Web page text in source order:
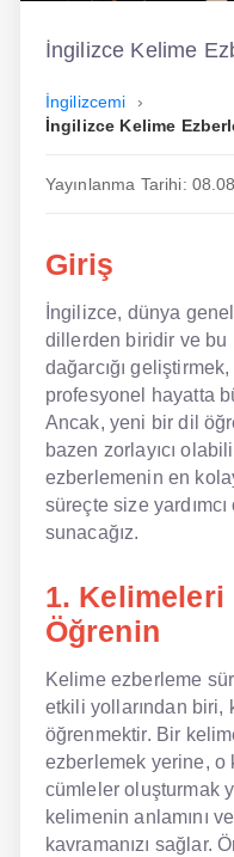
Dil Eğitimi
En Kolay İngilizce
Hipnozla İngilizce
Hızlı İngilizce
İngilizce Kursu
NLP İngilizce
Offline İngilizce
Online İngilizce
Sözlük
Tavsiyeler
Gizlilik Politikası
Bize Ulaşın
İngilizce Kelime
İngilizcemi
İngilizce Kelime
Yayınlanma Tarihi:
Giriş
İngilizce, dünya
dillerden biridir ve
dağarcığı
profesyonel hayatta
Ancak, yeni bir dil
bazen zorlayıcı
ezberlemenin en
süreçte size
sunacağız.
1. Kelimeleri
Öğrenin
Kelime ezberleme
etkili yollarından
öğrenmektir. Bir
ezberlemek yerine, o
cümleler oluşturmak
kelimenin anlamını
kavramanızı sağlar.